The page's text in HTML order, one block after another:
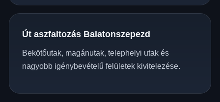
Út aszfaltozás Balatonszepezd
Bekötőutak, magánutak, telephelyi utak és
nagyobb igénybevételű felületek kivitelezése.